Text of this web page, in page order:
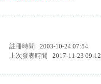
註冊時間 2003-10-24 07:54
上次發表時間 2017-11-23 09:12